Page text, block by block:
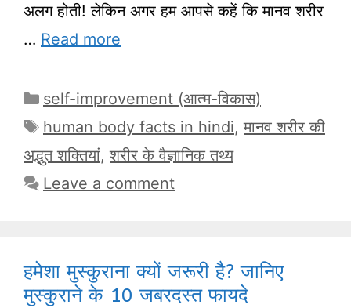
अलग होती! लेकिन अगर हम आपसे कहें कि मानव शरीर
… Read more
Categories
self-improvement (आत्म-विकास)
Tags
human body facts in hindi,मानव शरीर की
अद्भुत शक्तियां,शरीर के वैज्ञानिक तथ्य
Leave a comment
हमेशा मुस्कुराना क्यों जरूरी है? जानिए
मुस्कुराने के 10 जबरदस्त फायदे